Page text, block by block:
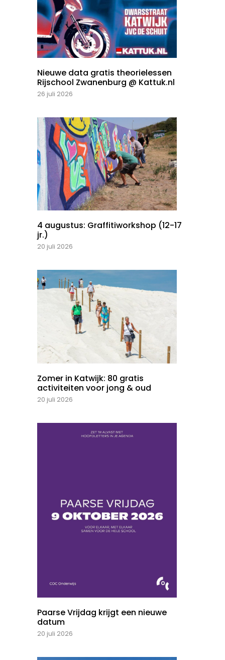
Nieuwe data gratis theorielessen
Rijschool Zwanenburg @ Kattuk.nl
26 juli 2026
4 augustus: Graffitiworkshop (12-17
jr.)
20 juli 2026
Zomer in Katwijk: 80 gratis
activiteiten voor jong & oud
20 juli 2026
Paarse Vrijdag krijgt een nieuwe
datum
20 juli 2026